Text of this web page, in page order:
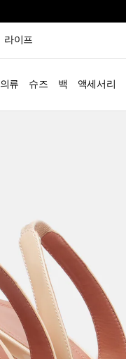
라이프
의류 슈즈 백 액세서리